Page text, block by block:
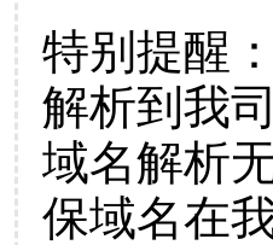
特别提醒
解析到我
域名解析
保域名在